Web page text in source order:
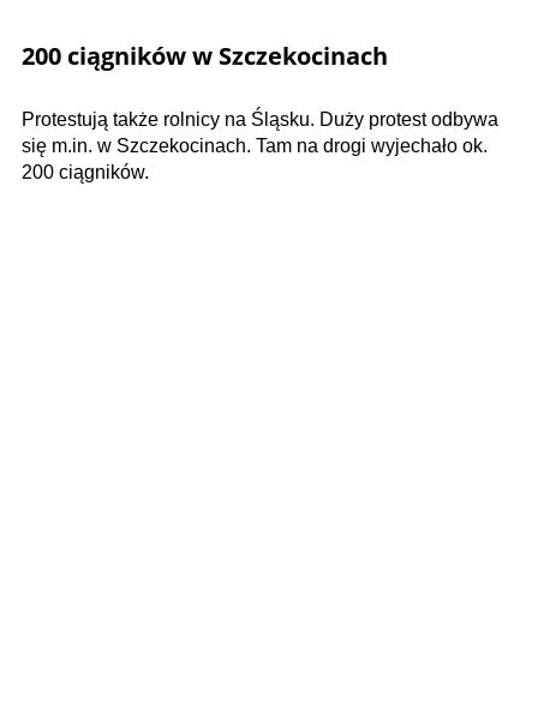
200 ciągników w Szczekocinach
Protestują także rolnicy na Śląsku. Duży protest odbywa
się m.in. w Szczekocinach. Tam na drogi wyjechało ok.
200 ciągników.